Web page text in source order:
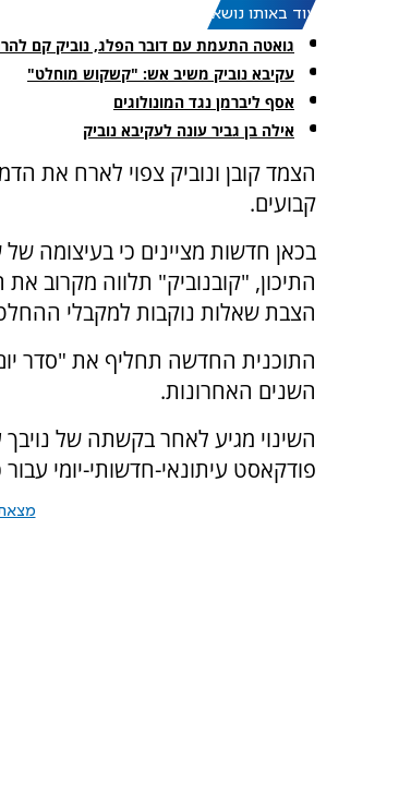
עוד באותו נושא:
גואטה התעמת עם דובר הפלג, נוביק קם
עקיבא נוביק משיב אש: "קשקוש מוחלט"
אסף ליברמן נגד המונולוגים
אילה בן גביר עונה לעקיבא נוביק
הצמד קובן ונוביק צפוי לארח את
קבועים.
בכאן חדשות מציינים כי בעיצומה
התיכון, "קובנוביק" תלווה מקרוב
הצבת שאלות נוקבות למקבלי
השנים האחרונות.
השינוי מגיע לאחר בקשתה של
פודקאסט עיתונאי-חדשותי-יומי